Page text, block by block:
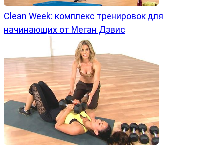
Clean Week: комплекс тренировок для
начинающих от Меган Дэвис